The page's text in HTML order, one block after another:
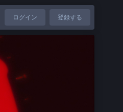
ログイン 登録する